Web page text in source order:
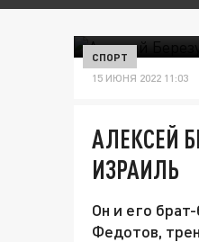
СПОРТ
15 ИЮНЯ 2022 11:03
АЛЕКСЕЙ
ИЗРАИЛЬ
Он и его
Федотов,